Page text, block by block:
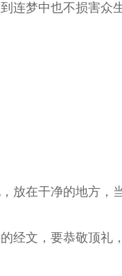
连梦中也不损害众
放在干净的地方，
经文，要恭敬顶礼